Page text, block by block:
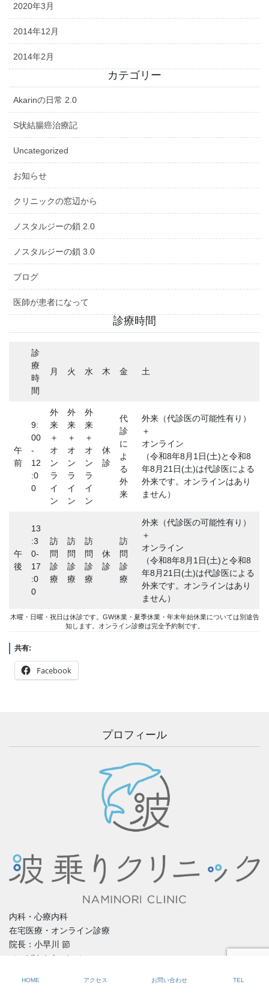
2020年3月
2014年12月
2014年2月
カテゴリー
Akarinの日常 2.0
S状結腸癌治療記
Uncategorized
お知らせ
クリニックの窓辺から
ノスタルジーの鎖 2.0
ノスタルジーの鎖 3.0
ブログ
医師が患者になって
診療時間
診
療
時
間
月 火 水 木 金 土
午
前
9:
00
-
12
:0
0
外
来
＋
オ
ン
ラ
イ
ン
外
来
＋
オ
ン
ラ
イ
ン
外
来
＋
オ
ン
ラ
イ
ン
休
診
代
診
に
よ
る
外
来
外来（代診医の可能性有り）
＋
オンライン
（令和8年8月1日(土)と令和8
年8月21日(土)は代診医による
外来です。オンラインはあり
ません）
午
後
13
:3
0-
17
:0
0
訪
問
診
療
訪
問
診
療
訪
問
診
療
休
診
訪
問
診
療
外来（代診医の可能性有り）
＋
オンライン
（令和8年8月1日(土)と令和8
年8月21日(土)は代診医による
外来です。オンラインはあり
ません）
木曜・日曜・祝日は休診です。GW休業・夏季休業・年末年始休業については別途告
知します。オンライン診療は完全予約制です。
共有:
Facebook
プロフィール
内科・心療内科
在宅医療・オンライン診療
院長：小早川 節
（こばやかわ せつ）
山口県宇部市東岐波丸尾4327番8
HOME アクセス お問い合わせ TEL